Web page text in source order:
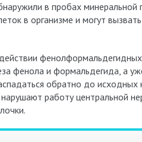
в пробах минеральной
в организме и могут
фенола и формальдегида, а
обратно до исходных
работу центральной